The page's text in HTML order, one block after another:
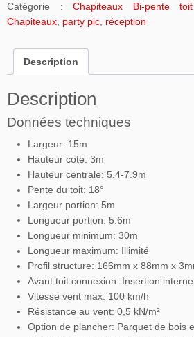
Catégorie :Chapiteaux Bi-pente
Chapiteaux, party pic, réception
Description
Description
Données techniques
Largeur: 15m
Hauteur cote: 3m
Hauteur centrale: 5.4-7.9m
Pente du toit: 18°
Largeur portion: 5m
Longueur portion: 5.6m
Longueur minimum: 30m
Longueur maximum: Illimité
Profil structure: 166mm x 88mm x
Avant toit connexion: Insertion
Vitesse vent max: 100 km/h
Résistance au vent: 0,5 kN/m²
Option de plancher: Parquet de bois